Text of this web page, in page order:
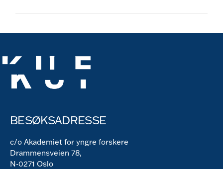
BESØKSADRESSE
c/o Akademiet for yngre forskere
Drammensveien 78,
N-0271 Oslo